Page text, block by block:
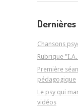
Chansons
Rubrique
Première
pédagogique
Le psy qui
vidéos